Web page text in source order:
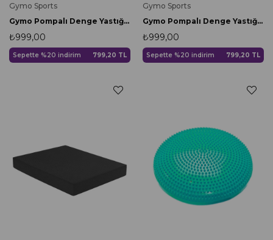
Gymo Sports
Gymo Pompalı Denge Yastığı Balance Disk Denge Pedi 33cm Mavi
₺999,00
Sepette %20 indirim 799,20 TL
Gymo Sports
Gymo Pompalı Denge Yastığı Balance Disk Denge Pedi 33cm Pembe
₺999,00
Sepette %20 indirim 799,20 TL